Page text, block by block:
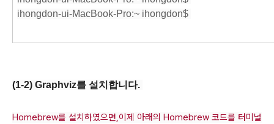
ihongdon-ui-MacBook-Pro:~ ihongdon$
(1-2) Graphviz를 설치합니다.
Homebrew를 설치하였으면,이제 아래의 Homebrew 코드를 터미널